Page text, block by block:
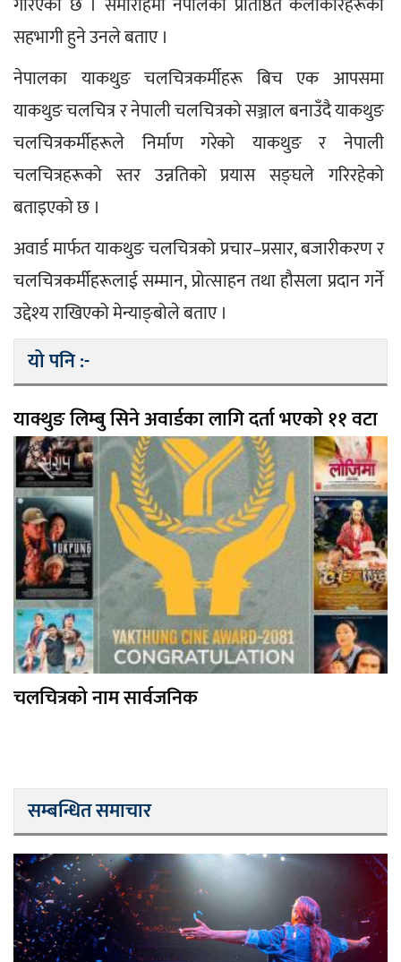
सहभागी हुने उनले बताए ।
नेपालका याकथुङ चलचित्रकर्मीहरू बिच एक आपसमा
याकथुङ चलचित्र र नेपाली चलचित्रको सञ्जाल बनाउँदै याकथुङ
चलचित्रकर्मीहरूले निर्माण गरेको याकथुङ र नेपाली
चलचित्रहरूको स्तर उन्नतिको प्रयास सङ्घले गरिरहेको
बताइएको छ ।
अवार्ड मार्फत याकथुङ चलचित्रको प्रचार–प्रसार, बजारीकरण र
चलचित्रकर्मीहरूलाई सम्मान, प्रोत्साहन तथा हौसला प्रदान गर्ने
उद्देश्य राखिएको मेन्याङ्बोले बताए ।
यो पनि :-
याक्थुङ लिम्बु सिने अवार्डका लागि दर्ता भएको ११ वटा
चलचित्रको नाम सार्वजनिक
सम्बन्धित समाचार